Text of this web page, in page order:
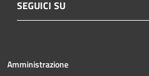
SEGUICI SU
Amministrazione